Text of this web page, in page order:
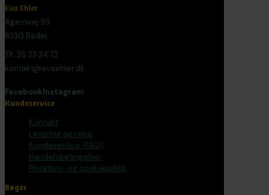
Eva Ehler
Agernvej 93
8330 Beder
Tlf. 26 23 34 72
kontakt@evaehler.dk
FacebookInstagram
Kundeservice
Kontakt
Levering og retur
Kundeservice (FAQ)
Handelsbetingelser
Privatlivs- og cookiepolitik
Bøger